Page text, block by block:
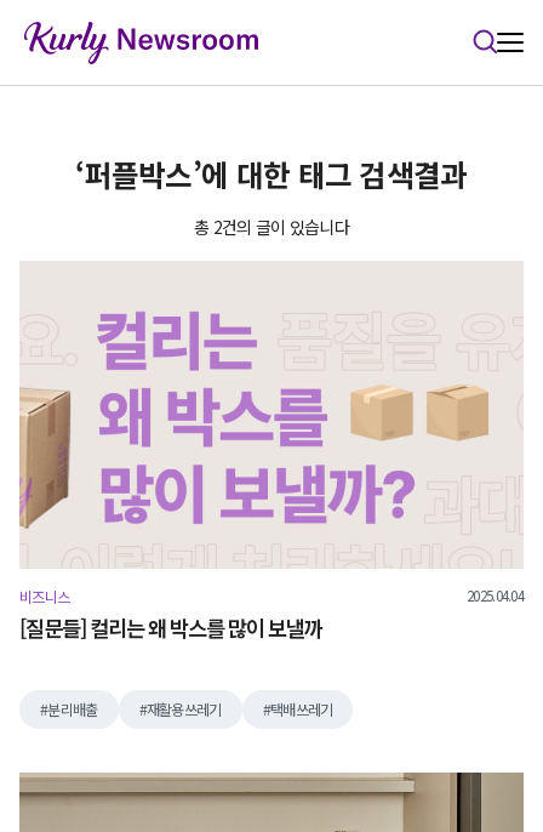
‘퍼플박스’에 대한 태그 검색결과
총 2건의 글이 있습니다
비즈니스 2025.04.04
[질문들] 컬리는 왜 박스를 많이 보낼까
분리배출 재활용쓰레기 택배쓰레기